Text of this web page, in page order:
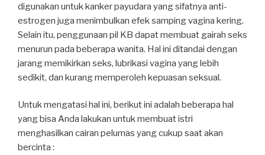
digunakan untuk kanker payudara yang sifatnya anti-
estrogen juga menimbulkan efek samping vagina kering.
Selain itu, penggunaan pil KB dapat membuat gairah seks
menurun pada beberapa wanita. Hal ini ditandai dengan
jarang memikirkan seks, lubrikasi vagina yang lebih
sedikit, dan kurang memperoleh kepuasan seksual.
Untuk mengatasi hal ini, berikut ini adalah beberapa hal
yang bisa Anda lakukan untuk membuat istri
menghasilkan cairan pelumas yang cukup saat akan
bercinta :